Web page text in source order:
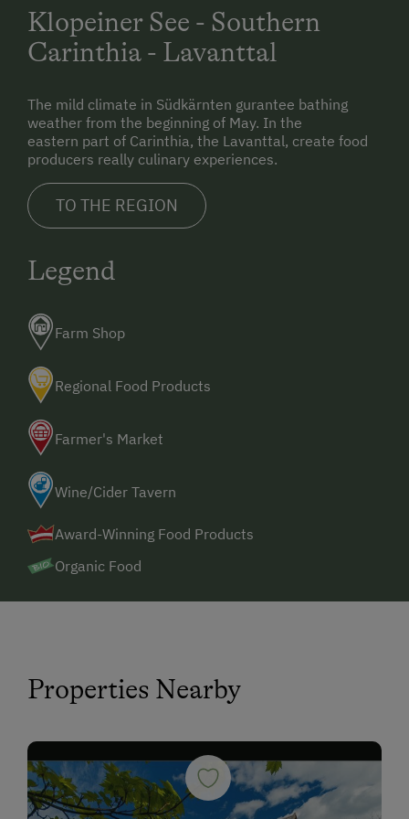
Historic
Double
Klopeiner See - Southern
Carinthia - Lavanttal
The mild climate in Südkärnten gurantee bathing
weather from the beginning of May. In the
eastern part of Carinthia, the Lavanttal, create food
producers really culinary experiences.
TO THE REGION
Legend
Farm Shop
Regional Food Products
Farmer's Market
Wine/Cider Tavern
Award-Winning Food Products
Organic Food
Properties Nearby